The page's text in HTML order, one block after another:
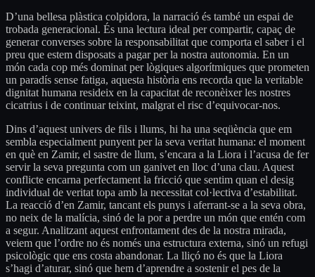
D’una bellesa plàstica colpidora, la narració és també un espai de
trobada generacional. És una lectura ideal per compartir, capaç de
generar converses sobre la responsabilitat que comporta el saber i el
preu que estem disposats a pagar per la nostra autonomia. En un
món cada cop més dominat per lògiques algorítmiques que prometen
un paradís sense fatiga, aquesta història ens recorda que la veritable
dignitat humana resideix en la capacitat de reconèixer les nostres
cicatrius i de continuar teixint, malgrat el risc d’equivocar-nos.
Dins d’aquest univers de fils i llums, hi ha una seqüència que em
sembla especialment punyent per la seva veritat humana: el moment
en què en Zamir, el sastre de llum, s’encara a la Liora i l’acusa de fer
servir la seva pregunta com un ganivet en lloc d’una clau. Aquest
conflicte encarna perfectament la fricció que sentim quan el desig
individual de veritat topa amb la necessitat col·lectiva d’estabilitat.
La reacció d’en Zamir, tancant els punys i aferrant-se a la seva obra,
no neix de la malícia, sinó de la por a perdre un món que entén com
a segur. Analitzant aquest enfrontament des de la nostra mirada,
veiem que l’ordre no és només una estructura externa, sinó un refugi
psicològic que ens costa abandonar. La lliçó no és que la Liora
s’hagi d’aturar, sinó que hem d’aprendre a sostenir el pes de la